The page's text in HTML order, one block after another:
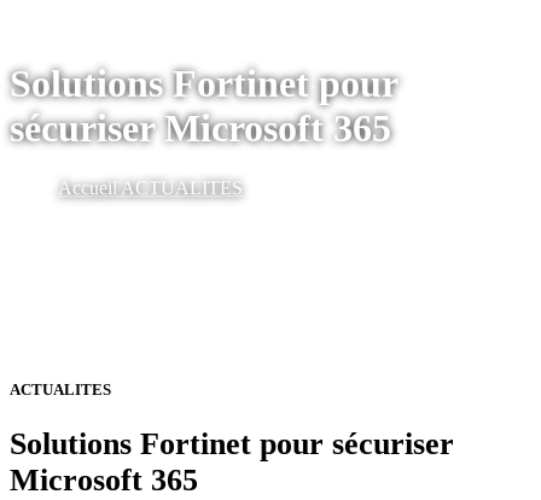
Solutions Fortinet pour
sécuriser Microsoft 365
AccueilACTUALITES
ACTUALITES
Solutions Fortinet pour sécuriser
Microsoft 365